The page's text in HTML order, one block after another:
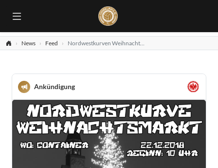
News Feed Nordwestkurven Weihnachtsmarkt
Ankündigung